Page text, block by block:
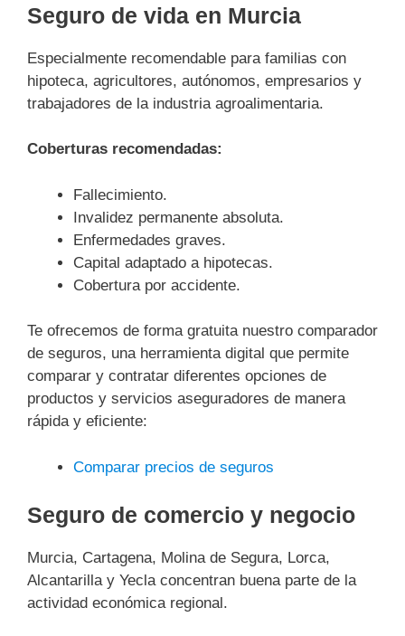
Seguro de vida en Murcia
Especialmente recomendable para familias con
hipoteca, agricultores, autónomos, empresarios y
trabajadores de la industria agroalimentaria.
Coberturas recomendadas:
Fallecimiento.
Invalidez permanente absoluta.
Enfermedades graves.
Capital adaptado a hipotecas.
Cobertura por accidente.
Te ofrecemos de forma gratuita nuestro comparador
de seguros, una herramienta digital que permite
comparar y contratar diferentes opciones de
productos y servicios aseguradores de manera
rápida y eficiente:
Comparar precios de seguros
Seguro de comercio y negocio
Murcia, Cartagena, Molina de Segura, Lorca,
Alcantarilla y Yecla concentran buena parte de la
actividad económica regional.